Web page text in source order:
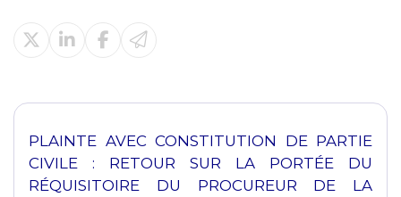
PLAINTE AVEC CONSTITUTION DE PARTIE
CIVILE : RETOUR SUR LA PORTÉE DU
RÉQUISITOIRE DU PROCUREUR DE LA